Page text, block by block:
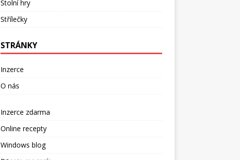
Stolní hry
Střílečky
STRÁNKY
Inzerce
O nás
Inzerce zdarma
Online recepty
Windows blog